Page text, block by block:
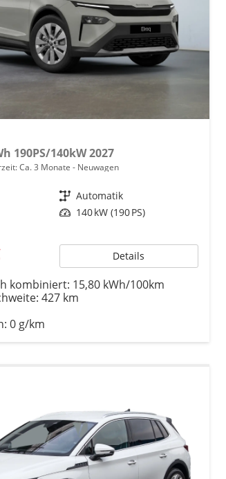
190PS/140kW 2027
Ca. 3 Monate Neuwagen
Getriebe Automatik
Leistung 140 kW (190 PS)
Details
kombiniert: 15,80 kWh/100km
427 km
0 g/km